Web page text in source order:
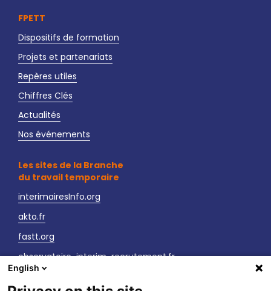
FPETT
Dispositifs de formation
Projets et partenariats
Repères utiles
Chiffres Clés
Actualités
Nos événements
Les sites de la Branche
du travail temporaire
interimairesInfo.org
akto.fr
fastt.org
observatoire-interim-recrutement.fr
sante-securite-interim.fr
English